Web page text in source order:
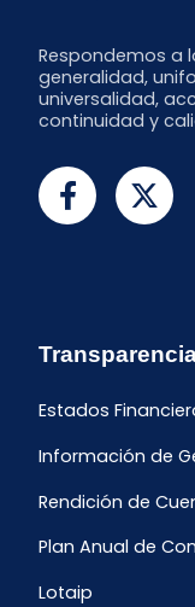
Respondemos a
generalidad,
universalidad,
continuidad y
Estados
Información de
Rendición de
Plan Anual de
Lotaip